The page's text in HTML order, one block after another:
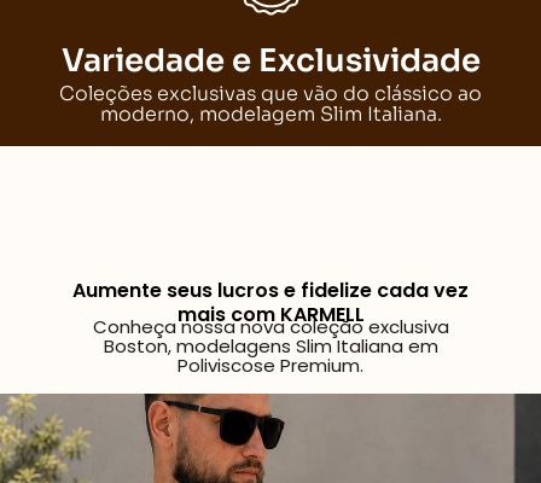
Variedade e Exclusividade
Coleções exclusivas que vão do clássico ao
moderno, modelagem Slim Italiana.
Aumente seus lucros e fidelize cada vez
mais com KARMELL
Conheça nossa nova coleção exclusiva
Boston, modelagens Slim Italiana em
Poliviscose Premium.